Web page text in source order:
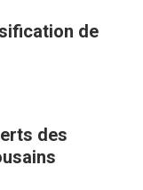
de
des